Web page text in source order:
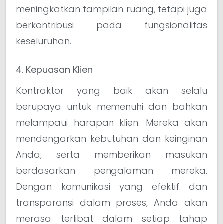
meningkatkan tampilan ruang, tetapi juga
berkontribusi pada fungsionalitas
keseluruhan.
4. Kepuasan Klien
Kontraktor yang baik akan selalu
berupaya untuk memenuhi dan bahkan
melampaui harapan klien. Mereka akan
mendengarkan kebutuhan dan keinginan
Anda, serta memberikan masukan
berdasarkan pengalaman mereka.
Dengan komunikasi yang efektif dan
transparansi dalam proses, Anda akan
merasa terlibat dalam setiap tahap